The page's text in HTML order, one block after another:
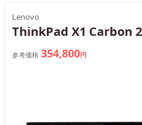
Lenovo
ThinkPad X1 Carbon
参考価格 354,800円